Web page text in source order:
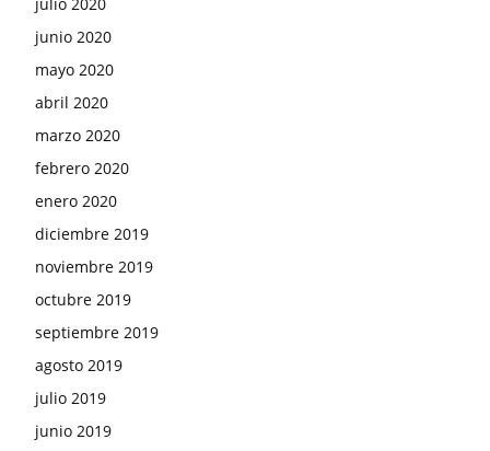
junio 2020
mayo 2020
abril 2020
marzo 2020
febrero 2020
enero 2020
diciembre 2019
noviembre 2019
octubre 2019
septiembre 2019
agosto 2019
julio 2019
junio 2019